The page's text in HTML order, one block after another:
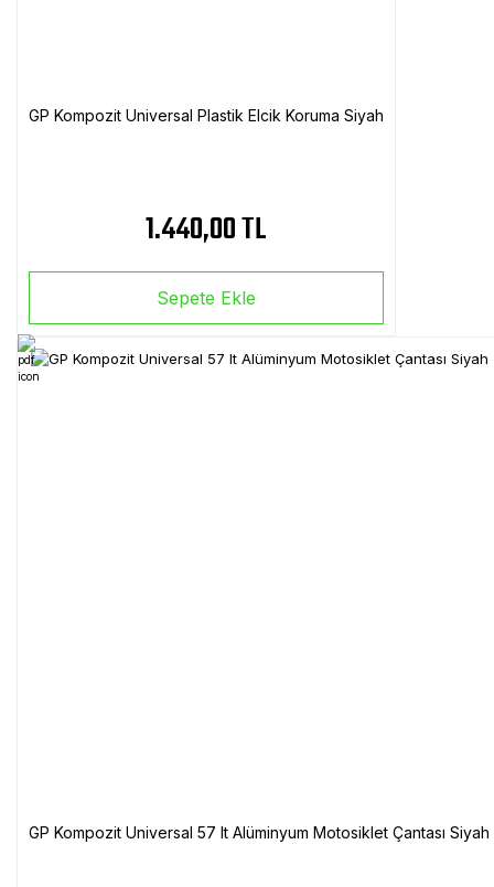
GP Kompozit Universal Plastik Elcik Koruma Siyah
1.440,00 TL
Sepete Ekle
GP Kompozit Universal 57 lt Alüminyum Motosiklet Çantası Siyah